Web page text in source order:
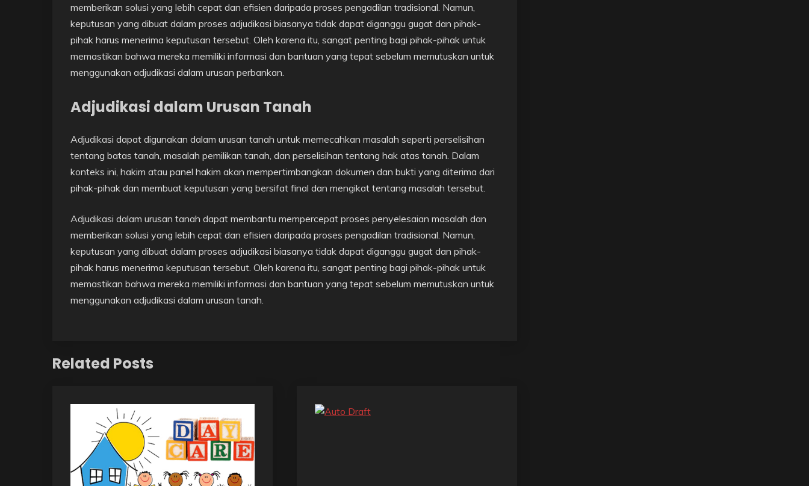
memberikan solusi yang lebih cepat dan efisien daripada proses pengadilan tradisional. Namun,
keputusan yang dibuat dalam proses adjudikasi biasanya tidak dapat diganggu gugat dan pihak-
pihak harus menerima keputusan tersebut. Oleh karena itu, sangat penting bagi pihak-pihak untuk
memastikan bahwa mereka memiliki informasi dan bantuan yang tepat sebelum memutuskan untuk
menggunakan adjudikasi dalam urusan perbankan.
Adjudikasi dalam Urusan Tanah
Adjudikasi dapat digunakan dalam urusan tanah untuk memecahkan masalah seperti perselisihan
tentang batas tanah, masalah pemilikan tanah, dan perselisihan tentang hak atas tanah. Dalam
konteks ini, hakim atau panel hakim akan mempertimbangkan dokumen dan bukti yang diterima dari
pihak-pihak dan membuat keputusan yang bersifat final dan mengikat tentang masalah tersebut.
Adjudikasi dalam urusan tanah dapat membantu mempercepat proses penyelesaian masalah dan
memberikan solusi yang lebih cepat dan efisien daripada proses pengadilan tradisional. Namun,
keputusan yang dibuat dalam proses adjudikasi biasanya tidak dapat diganggu gugat dan pihak-
pihak harus menerima keputusan tersebut. Oleh karena itu, sangat penting bagi pihak-pihak untuk
memastikan bahwa mereka memiliki informasi dan bantuan yang tepat sebelum memutuskan untuk
menggunakan adjudikasi dalam urusan tanah.
Related Posts